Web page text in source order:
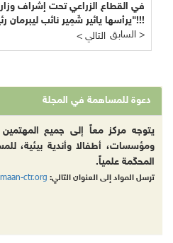
في القطاع الزراعي تحت إشراف وزارة
يرأسها يائير شَمِير نائب ليبرمان رئيس "إسرائيل بيتنا"!!!
< التالي
السابق >
دعوة للمساهمة في المجلة
يتوجه مركز معاً إلى جميع المهتمين
ومؤسسات، أطفالا وأندية بيئية،
المحكّمة علمياً.
ترسل المواد إلى العنوان التالي: ctr.org